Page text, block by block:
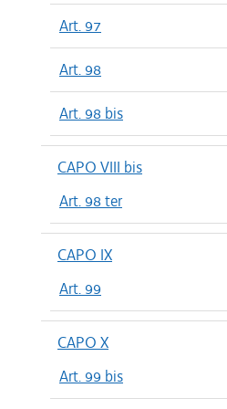
Art. 97
Art. 98
Art. 98 bis
CAPO VIII bis
Art. 98 ter
CAPO IX
Art. 99
CAPO X
Art. 99 bis